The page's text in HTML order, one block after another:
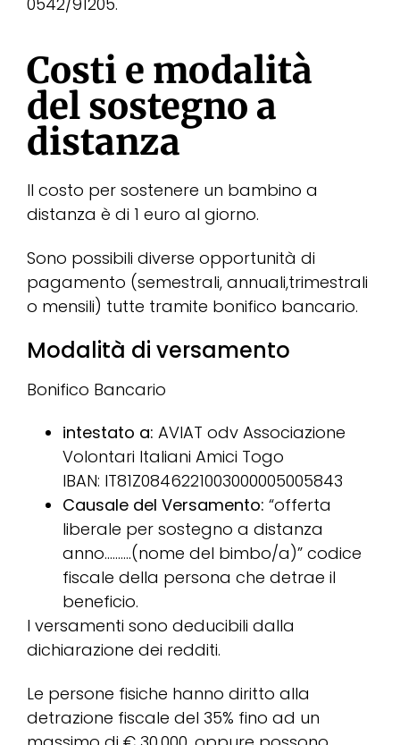
Costi e modalità
del sostegno a
distanza
Il costo per sostenere un bambino a
distanza è di 1 euro al giorno.
Sono possibili diverse opportunità di
pagamento (semestrali, annuali,trimestrali
o mensili) tutte tramite bonifico bancario.
Modalità di versamento
Bonifico Bancario
intestato a: AVIAT odv Associazione
Volontari Italiani Amici Togo
IBAN: IT81Z0846221003000005005843
Causale del Versamento: “offerta
liberale per sostegno a distanza
anno……….(nome del bimbo/a)” codice
fiscale della persona che detrae il
beneficio.
I versamenti sono deducibili dalla
dichiarazione dei redditi.
Le persone fisiche hanno diritto alla
detrazione fiscale del 35% fino ad un